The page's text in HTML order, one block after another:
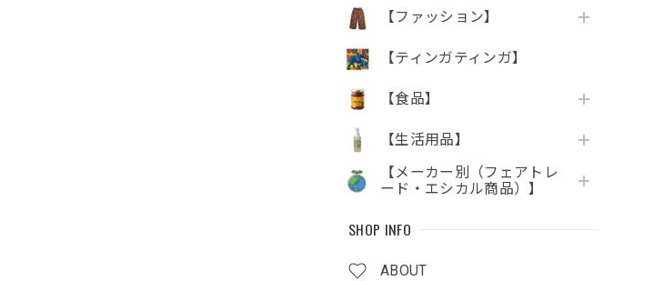
【ファッション】
【ティンガティンガ】
【食品】
【生活用品】
【メーカー別（フェアトレ
ード・エシカル商品）】
SHOP INFO
ABOUT